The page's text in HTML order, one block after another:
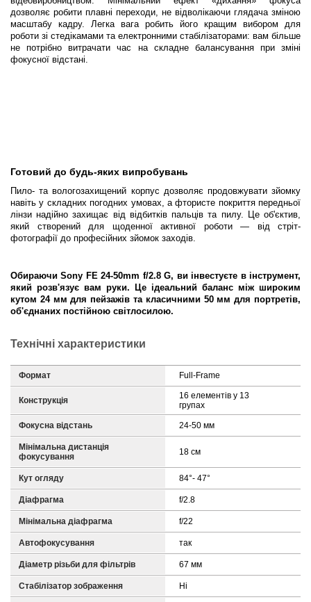
дозволяє робити плавні переходи, не відволікаючи глядача зміною
масштабу кадру. Легка вага робить його кращим вибором для
роботи зі стедікамами та електронними стабілізаторами: вам більше
не потрібно витрачати час на складне балансування при зміні
фокусної відстані.
Готовий до будь-яких випробувань
Пило- та вологозахищений корпус дозволяє продовжувати зйомку
навіть у складних погодних умовах, а фтористе покриття передньої
лінзи надійно захищає від відбитків пальців та пилу. Це об'єктив,
який створений для щоденної активної роботи — від стріт-
фотографії до професійних зйомок заходів.
Обираючи Sony FE 24-50mm f/2.8 G, ви інвестуєте в інструмент,
який розв'язує вам руки. Це ідеальний баланс між широким
кутом 24 мм для пейзажів та класичними 50 мм для портретів,
об'єднаних постійною світлосилою.
Технічні характеристики
Формат Full-Frame
Конструкція
16 елементів у 13
групах
Фокусна відстань 24-50 мм
Мінімальна дистанція
фокусування
18 см
Кут огляду 84°- 47°
Діафрагма f/2.8
Мінімальна діафрагма f/22
Автофокусування так
Діаметр різьби для фільтрів 67 мм
Стабілізатор зображення Ні